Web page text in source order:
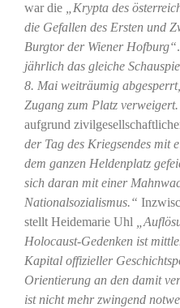
war die
„Krypta des
die Gefallen des Ersten und
Burgtor der Wiener Hofburg“.
jährlich das gleiche
8. Mai weiträumig
Zugang zum Platz
aufgrund
der Tag des Kriegsendes mit
dem ganzen Heldenplatz
sich daran mit einer
Nationalsozialismus.“
stellt Heidemarie Uhl
Holocaust-Gedenken ist
Kapital offizieller
Orientierung an den damit
ist nicht mehr zwingend